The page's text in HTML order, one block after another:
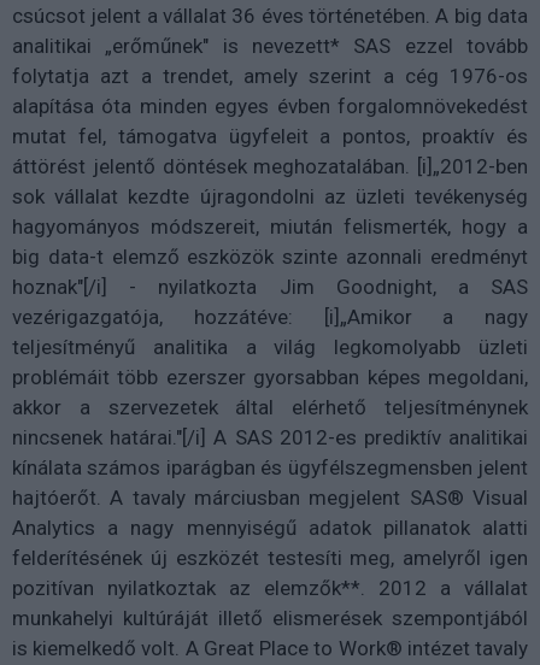
csúcsot jelent a vállalat 36 éves történetében. A big data
analitikai „erőműnek" is nevezett* SAS ezzel tovább
folytatja azt a trendet, amely szerint a cég 1976-os
alapítása óta minden egyes évben forgalomnövekedést
mutat fel, támogatva ügyfeleit a pontos, proaktív és
áttörést jelentő döntések meghozatalában. [i]„2012-ben
sok vállalat kezdte újragondolni az üzleti tevékenység
hagyományos módszereit, miután felismerték, hogy a
big data-t elemző eszközök szinte azonnali eredményt
hoznak"[/i] - nyilatkozta Jim Goodnight, a SAS
vezérigazgatója, hozzátéve: [i]„Amikor a nagy
teljesítményű analitika a világ legkomolyabb üzleti
problémáit több ezerszer gyorsabban képes megoldani,
akkor a szervezetek által elérhető teljesítménynek
nincsenek határai."[/i] A SAS 2012-es prediktív analitikai
kínálata számos iparágban és ügyfélszegmensben jelent
hajtóerőt. A tavaly márciusban megjelent SAS® Visual
Analytics a nagy mennyiségű adatok pillanatok alatti
felderítésének új eszközét testesíti meg, amelyről igen
pozitívan nyilatkoztak az elemzők**. 2012 a vállalat
munkahelyi kultúráját illető elismerések szempontjából
is kiemelkedő volt. A Great Place to Work® intézet tavaly